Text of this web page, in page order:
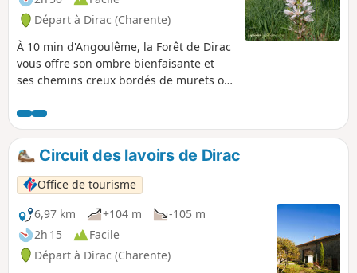
Départ à Dirac (Charente)
À 10 min d'Angoulême, la Forêt de Dirac
vous offre son ombre bienfaisante et
ses chemins creux bordés de murets ou
cette belle immersion dans la nature
pour y découvrir sa faune et sa flore. Au
printemps, vous pourrez y repérer la
spectaculaire floraison de l'asphodèle.
Circuit des lavoirs de Dirac
Office de tourisme
6,97 km
+104 m
-105 m
2h 15
Facile
Départ à Dirac (Charente)